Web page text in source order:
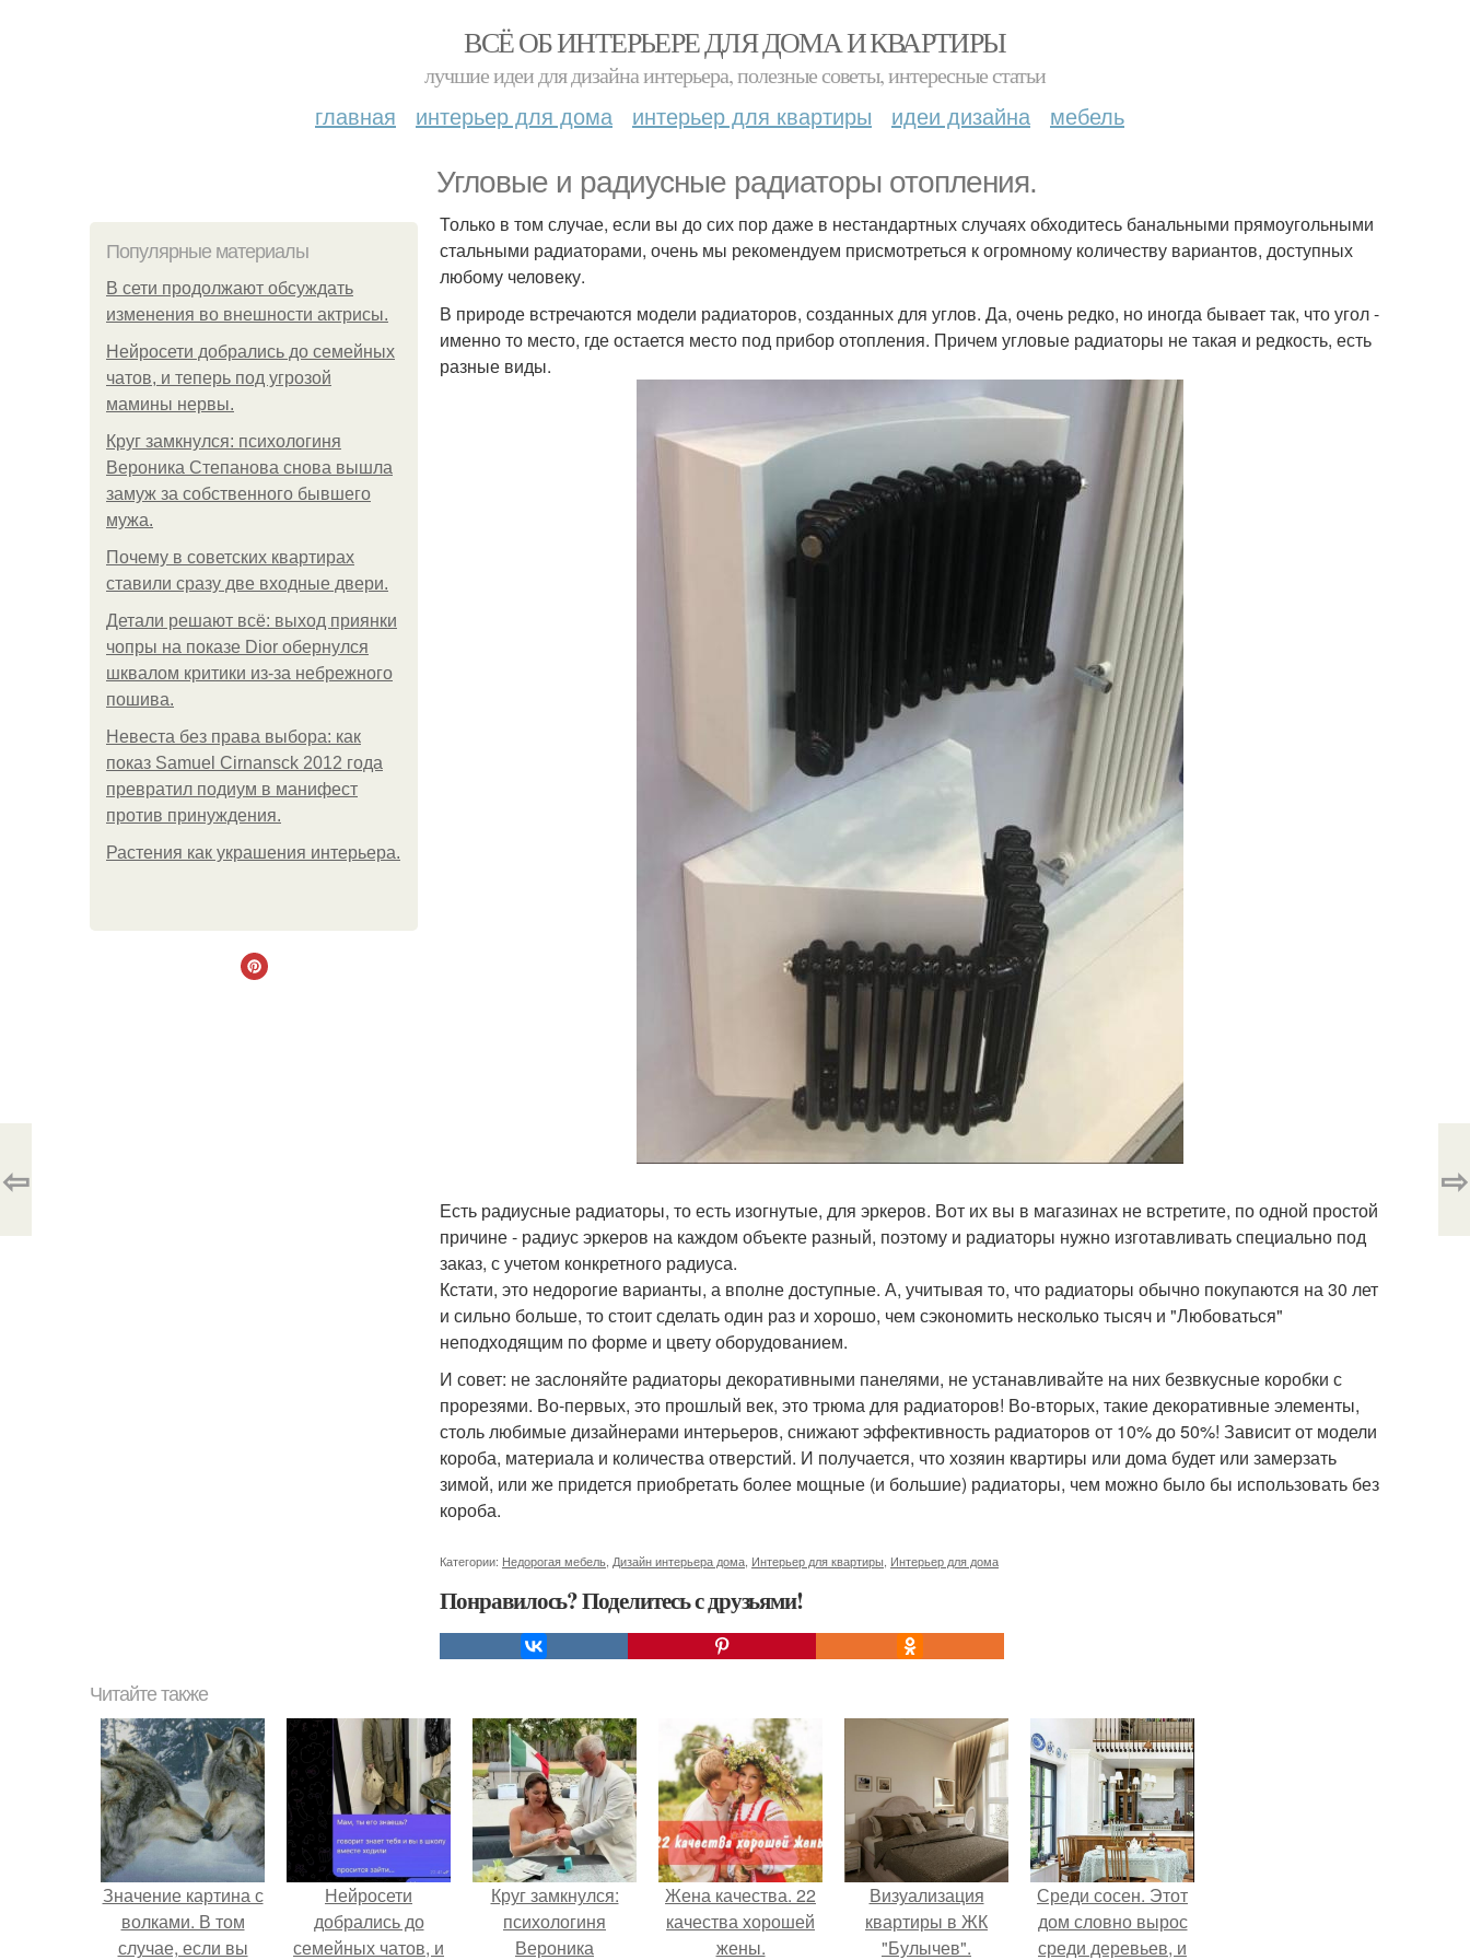
ВСЁ ОБ ИНТЕРЬЕРЕ ДЛЯ ДОМА И КВАРТИРЫ
лучшие идеи для дизайна интерьера, полезные советы, интересные статьи
главная интерьер для дома интерьер для квартиры идеи дизайна мебель
Угловые и радиусные радиаторы отопления.
Популярные материалы
В сети продолжают обсуждать
изменения во внешности актрисы.
Нейросети добрались до семейных
чатов, и теперь под угрозой
мамины нервы.
Круг замкнулся: психологиня
Вероника Степанова снова вышла
замуж за собственного бывшего
мужа.
Почему в советских квартирах
ставили сразу две входные двери.
Детали решают всё: выход приянки
чопры на показе Dior обернулся
шквалом критики из-за небрежного
пошива.
Невеста без права выбора: как
показ Samuel Cirnansck 2012 года
превратил подиум в манифест
против принуждения.
Растения как украшения интерьера.
Только в том случае, если вы до сих пор даже в нестандартных случаях обходитесь банальными прямоугольными
стальными радиаторами, очень мы рекомендуем присмотреться к огромному количеству вариантов, доступных
любому человеку.
В природе встречаются модели радиаторов, созданных для углов. Да, очень редко, но иногда бывает так, что угол -
именно то место, где остается место под прибор отопления. Причем угловые радиаторы не такая и редкость, есть
разные виды.
Есть радиусные радиаторы, то есть изогнутые, для эркеров. Вот их вы в магазинах не встретите, по одной простой
причине - радиус эркеров на каждом объекте разный, поэтому и радиаторы нужно изготавливать специально под
заказ, с учетом конкретного радиуса.
Кстати, это недорогие варианты, а вполне доступные. А, учитывая то, что радиаторы обычно покупаются на 30 лет
и сильно больше, то стоит сделать один раз и хорошо, чем сэкономить несколько тысяч и "Любоваться"
неподходящим по форме и цвету оборудованием.
И совет: не заслоняйте радиаторы декоративными панелями, не устанавливайте на них безвкусные коробки с
прорезями. Во-первых, это прошлый век, это трюма для радиаторов! Во-вторых, такие декоративные элементы,
столь любимые дизайнерами интерьеров, снижают эффективность радиаторов от 10% до 50%! Зависит от модели
короба, материала и количества отверстий. И получается, что хозяин квартиры или дома будет или замерзать
зимой, или же придется приобретать более мощные (и большие) радиаторы, чем можно было бы использовать без
короба.
Категории: Недорогая мебель Дизайн интерьера дома Интерьер для квартиры Интерьер для дома
Понравилось? Поделитесь с друзьями!
⇦ ⇨
Читайте также
Значение картина с
волками. В том
случае, если вы
Нейросети
добрались до
семейных чатов, и
Круг замкнулся:
психологиня
Вероника
Жена качества. 22
качества хорошей
жены.
Визуализация
квартиры в ЖК
"Булычев".
Среди сосен. Этот
дом словно вырос
среди деревьев, и